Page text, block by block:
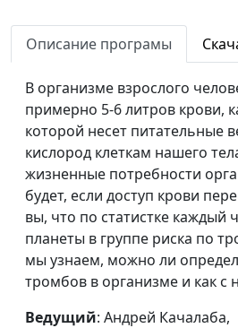
Описание програмы
В организме взрослого
примерно 5-6 литров крови,
которой несет питательные
кислород клеткам нашего
жизненные потребности
будет, если доступ крови
вы, что по статистке каждый
планеты в группе риска по
мы узнаем, можно ли
тромбов в организме и как с
Ведущий: Андрей Качалаба,
Бог знает всё о тебе
Жизнь научит
Кто такой праведник
Бог, в которого ты
веришь